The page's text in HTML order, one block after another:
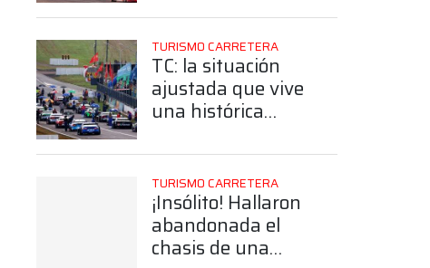
TURISMO CARRETERA
TC: la situación
ajustada que vive
una histórica
construcción de un
auto nuevo
TURISMO CARRETERA
¡Insólito! Hallaron
abandonada el
chasis de una